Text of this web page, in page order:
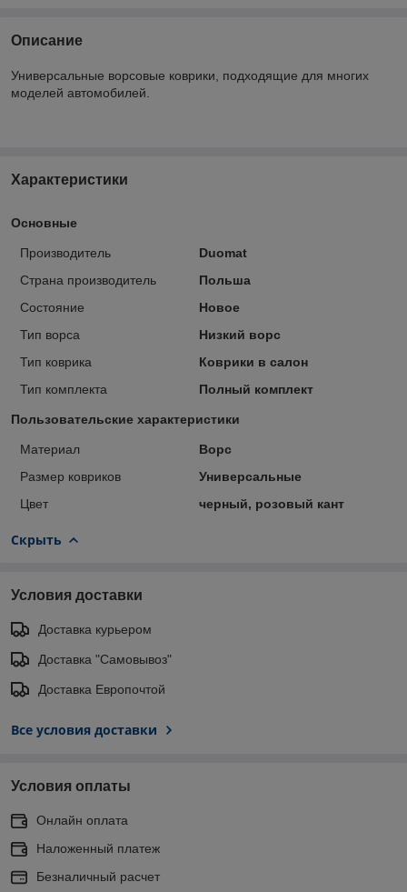
Описание
Универсальные ворсовые коврики, подходящие для многих
моделей автомобилей.
Характеристики
Основные
Производитель
Duomat
Страна производитель
Польша
Состояние
Новое
Тип ворса
Низкий ворс
Тип коврика
Коврики в салон
Тип комплекта
Полный комплект
Пользовательские характеристики
Материал
Ворс
Размер ковриков
Универсальные
Цвет
черный, розовый кант
Скрыть
Условия доставки
Доставка курьером
Доставка "Самовывоз"
Доставка Европочтой
Все условия доставки
Условия оплаты
Онлайн оплата
Наложенный платеж
Безналичный расчет